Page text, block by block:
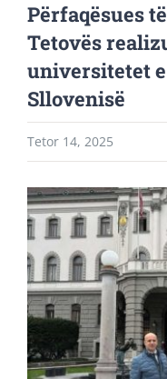
Përfaqësues
Tetovës
universitetet
Sllovenisë
Tetor 14, 2025
View
Larger
Image